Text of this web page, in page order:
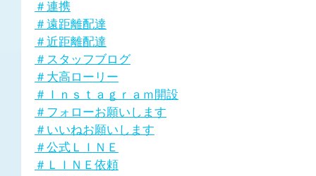
＃連携
＃遠距離配達
＃近距離配達
＃スタッフブログ
＃大高ローリー
＃Ｉｎｓｔａｇｒａｍ開設
＃フォローお願いします
＃いいねお願いします
＃公式ＬＩＮＥ
＃ＬＩＮＥ依頼